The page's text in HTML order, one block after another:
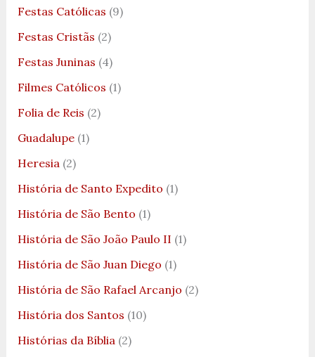
Festas Católicas (9)
Festas Cristãs (2)
Festas Juninas (4)
Filmes Católicos (1)
Folia de Reis (2)
Guadalupe(1)
Heresia (2)
História de Santo Expedito (1)
História de São Bento (1)
História de São João Paulo II (1)
História de São Juan Diego (1)
História de São Rafael Arcanjo (2)
História dos Santos (10)
Histórias da Bíblia (2)